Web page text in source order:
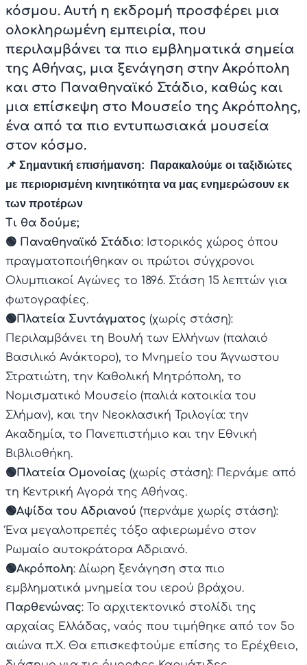
κόσμου. Αυτή η εκδρομή προσφέρει μια
ολοκληρωμένη εμπειρία, που
περιλαμβάνει τα πιο εμβληματικά σημεία
της Αθήνας, μια ξενάγηση στην Ακρόπολη
και στο Παναθηναϊκό Στάδιο, καθώς και
μια επίσκεψη στο Μουσείο της Ακρόπολης,
ένα από τα πιο εντυπωσιακά μουσεία
στον κόσμο.
📌 Σημαντική επισήμανση:
Παρακαλούμε οι ταξιδιώτες
με περιορισμένη κινητικότητα να μας ενημερώσουν εκ
των προτέρων
Τι θα δούμε;
🟢 Παναθηναϊκό Στάδιο: Ιστορικός χώρος όπου
πραγματοποιήθηκαν οι πρώτοι σύγχρονοι
Ολυμπιακοί Αγώνες το 1896. Στάση 15 λεπτών για
φωτογραφίες.
🟢Πλατεία Συντάγματος (χωρίς στάση):
Περιλαμβάνει τη Βουλή των Ελλήνων (παλαιό
Βασιλικό Ανάκτορο), το Μνημείο του Άγνωστου
Στρατιώτη, την Καθολική Μητρόπολη, το
Νομισματικό Μουσείο (παλιά κατοικία του
Σλήμαν), και την Νεοκλασική Τριλογία: την
Ακαδημία, το Πανεπιστήμιο και την Εθνική
Βιβλιοθήκη.
🟢Πλατεία Ομονοίας (χωρίς στάση): Περνάμε από
τη Κεντρική Αγορά της Αθήνας.
🟢Αψίδα του Αδριανού (περνάμε χωρίς στάση):
Ένα μεγαλοπρεπές τόξο αφιερωμένο στον
Ρωμαίο αυτοκράτορα Αδριανό.
🟢Ακρόπολη: Δίωρη ξενάγηση στα πιο
εμβληματικά μνημεία του ιερού βράχου.
Παρθενώνας: Το αρχιτεκτονικό στολίδι της
αρχαίας Ελλάδας, ναός που τιμήθηκε από τον 5ο
αιώνα π.Χ. Θα επισκεφτούμε επίσης το Ερέχθειο,